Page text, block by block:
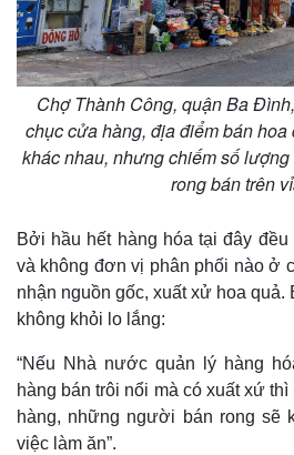
Thế giới
Chợ Thành Công, quận Ba
chục cửa hàng, địa điểm bán
khác nhau, nhưng chiếm số
rong bán trên
Bởi hầu hết hàng hóa tại đây
và không đơn vị phân phối nào ở
nhận nguồn gốc, xuất xử hoa
không khỏi lo lắng:
“Nếu Nhà nước quản lý hàng
hàng bán trôi nổi mà có xuất xứ
hàng, những người bán rong sẽ
việc làm ăn”.